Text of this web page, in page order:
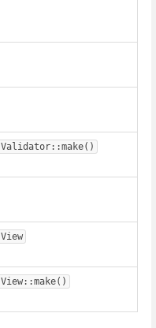
Validator::make()
View
View::make()